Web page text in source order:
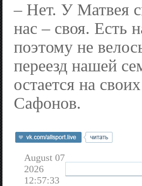
– Нет. У Матвея
нас – своя. Есть
поэтому не
переезд нашей
остается на
Сафонов.
August 07
2026
12:57:33